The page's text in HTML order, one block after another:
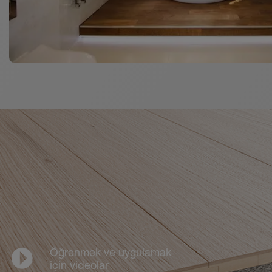
Öğrenmek ve uygulamak
için videolar